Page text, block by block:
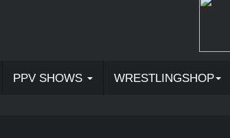
PPV SHOWS WRESTLINGSHOP